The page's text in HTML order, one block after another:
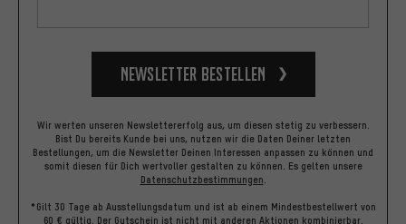
Newsletter bestellen
Wir werten unseren Newslettererfolg aus, um diesen stetig zu verbessern.
Bist Du bereits Kunde bei uns, nutzen wir die Daten Deiner letzten
Bestellungen, um die Newsletter Deinen Interessen anpassen zu können und
somit diesen für Dich wertvoller gestalten zu können. Es gelten unsere
Datenschutzbestimmungen.
*Gilt 30 Tage ab Ausstellungsdatum und ist ab einem Mindestbestellwert von
60 € gültig. Der Gutschein ist nicht mit anderen Aktionen kombinierbar.